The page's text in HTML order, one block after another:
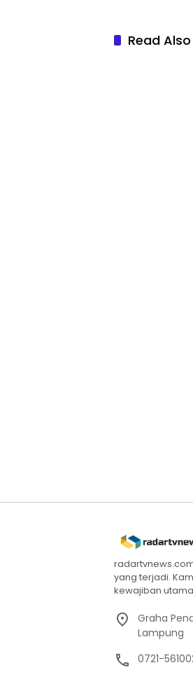
Read Also
yang terjadi.
kewajiban
Graha
Lampung
0721-